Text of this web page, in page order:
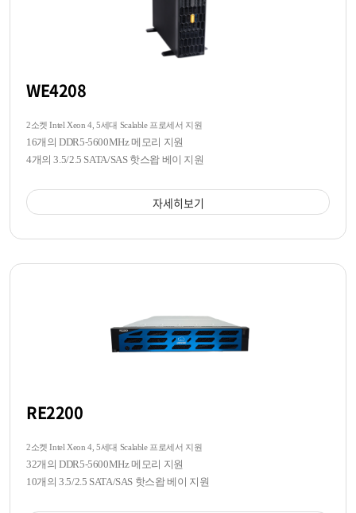
WE4208
2소켓 Intel Xeon 4, 5세대 Scalable 프로세서 지원
16개의 DDR5-5600MHz 메모리 지원
4개의 3.5/2.5 SATA/SAS 핫스왑 베이 지원
자세히보기
RE2200
2소켓 Intel Xeon 4, 5세대 Scalable 프로세서 지원
32개의 DDR5-5600MHz 메모리 지원
10개의 3.5/2.5 SATA/SAS 핫스왑 베이 지원